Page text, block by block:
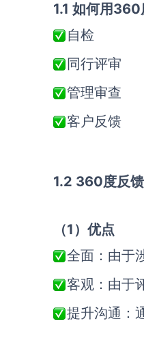
1.1 如何用
自检
同行评审
管理审查
客户反馈
1.2 360度反
（1）优点
全面：由于
客观：由于
提升沟通：